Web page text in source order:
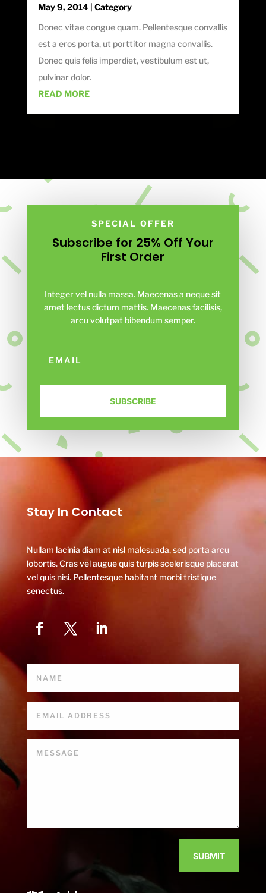
May 9, 2014| Category
Donec vitae congue quam. Pellentesque convallis
est a eros porta, ut porttitor magna convallis.
Donec quis felis imperdiet, vestibulum est ut,
pulvinar dolor.
READ MORE
SPECIAL OFFER
Subscribe for 25% Off Your
First Order
Integer vel nulla massa. Maecenas a neque sit
amet lectus dictum mattis. Maecenas facilisis,
arcu volutpat bibendum semper.
SUBSCRIBE
Stay In Contact
Nullam lacinia diam at nisl malesuada, sed porta arcu
lobortis. Cras vel augue quis turpis scelerisque placerat
vel quis nisi. Pellentesque habitant morbi tristique
senectus.
SUBMIT